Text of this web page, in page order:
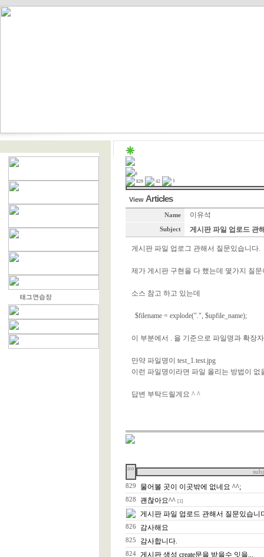
0
829
42 1
View Articles
Name 이유석
Subject 게시판 파일 업로드 관
게시판 파일 업로그 관해서 질문있습니다.
제가 게시판 구현을 다 했는데 몇가지 질
소스 참고 하고 있는데
$filename = explode(".", $upfile_name);
이 부분에서 . 을 기준으로 파일명과 확장
만약 파일명이 test_1.test.jpg
이런 파일명이라면 파일 올리는 방법이 없
답변 부탁드릴게요 ^ ^
no
829 물어볼 곳이 이곳밖에 없네요 ^^;
828 괜찮아요^^ [1]
게시판 파일 업로드 관해서 질문있습니
826 감사해요
825 감사합니다.
824 게시판 생성 create문을 받을수 잇을...